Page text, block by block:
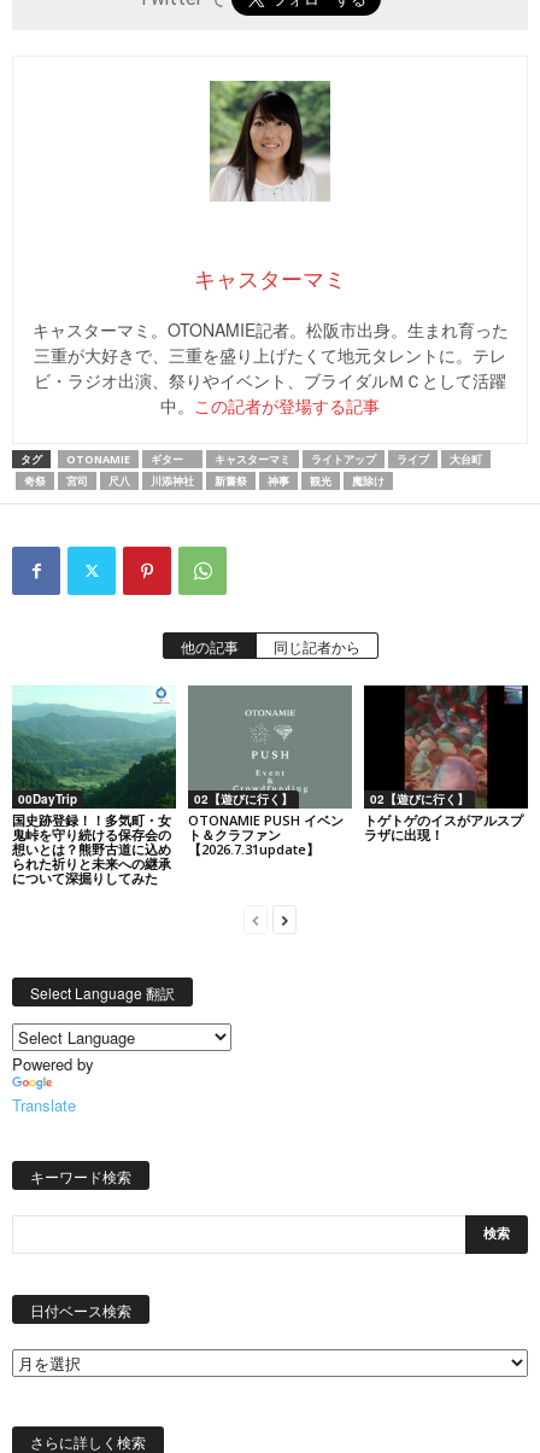
キャスターマミ
キャスターマミ。OTONAMIE記者。松阪市出身。生まれ育った
三重が大好きで、三重を盛り上げたくて地元タレントに。テレ
ビ・ラジオ出演、祭りやイベント、ブライダルＭＣとして活躍
中。 この記者が登場する記事
タグ OTONAMIE ギター キャスターマミ ライトアップ ライブ
大台町
奇祭
宮司 尺八 川添神社 新嘗祭 神事 観光 魔除け
他の記事 同じ記者から
00DayTrip
国史跡登録！！多気町・女
鬼峠を守り続ける保存会の
想いとは？熊野古道に込め
られた祈りと未来への継承
について深掘りしてみた
02【遊びに行く】
OTONAMIE PUSH イベン
ト＆クラファン
【2026.7.31update】
02【遊びに行く】
トゲトゲのイスがアルスプ
ラザに出現！
Select Language 翻訳
Powered by
Translate
キーワード検索
日付ベース検索
ス
索
さらに詳しく検索